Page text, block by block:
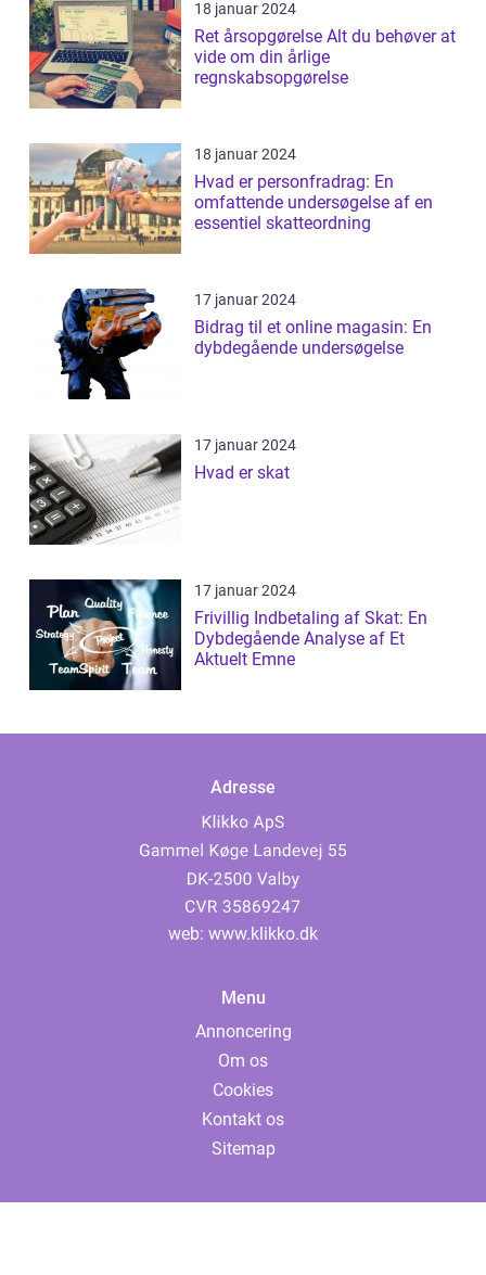
18 januar 2024
Ret årsopgørelse Alt du behøver at
vide om din årlige
regnskabsopgørelse
18 januar 2024
Hvad er personfradrag: En
omfattende undersøgelse af en
essentiel skatteordning
17 januar 2024
Bidrag til et online magasin: En
dybdegående undersøgelse
17 januar 2024
Hvad er skat
17 januar 2024
Frivillig Indbetaling af Skat: En
Dybdegående Analyse af Et
Aktuelt Emne
Adresse
web: www.klikko.dk
Menu
Annoncering
Om os
Cookies
Kontakt os
Sitemap